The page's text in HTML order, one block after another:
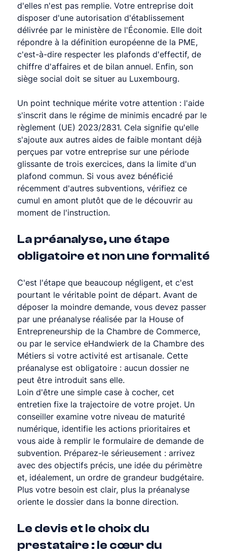
d'elles n'est pas remplie. Votre entreprise doit
disposer d'une autorisation d'établissement
délivrée par le ministère de l'Économie. Elle doit
répondre à la définition européenne de la PME,
c'est-à-dire respecter les plafonds d'effectif, de
chiffre d'affaires et de bilan annuel. Enfin, son
siège social doit se situer au Luxembourg.
Un point technique mérite votre attention : l'aide
s'inscrit dans le régime de minimis encadré par le
règlement (UE) 2023/2831. Cela signifie qu'elle
s'ajoute aux autres aides de faible montant déjà
perçues par votre entreprise sur une période
glissante de trois exercices, dans la limite d'un
plafond commun. Si vous avez bénéficié
récemment d'autres subventions, vérifiez ce
cumul en amont plutôt que de le découvrir au
moment de l'instruction.
La préanalyse, une étape
obligatoire et non une formalité
C'est l'étape que beaucoup négligent, et c'est
pourtant le véritable point de départ. Avant de
déposer la moindre demande, vous devez passer
par une préanalyse réalisée par la House of
Entrepreneurship de la Chambre de Commerce,
ou par le service eHandwierk de la Chambre des
Métiers si votre activité est artisanale. Cette
préanalyse est obligatoire : aucun dossier ne
peut être introduit sans elle.
Loin d'être une simple case à cocher, cet
entretien fixe la trajectoire de votre projet. Un
conseiller examine votre niveau de maturité
numérique, identifie les actions prioritaires et
vous aide à remplir le formulaire de demande de
subvention. Préparez-le sérieusement : arrivez
avec des objectifs précis, une idée du périmètre
et, idéalement, un ordre de grandeur budgétaire.
Plus votre besoin est clair, plus la préanalyse
oriente le dossier dans la bonne direction.
Le devis et le choix du
prestataire : le cœur du